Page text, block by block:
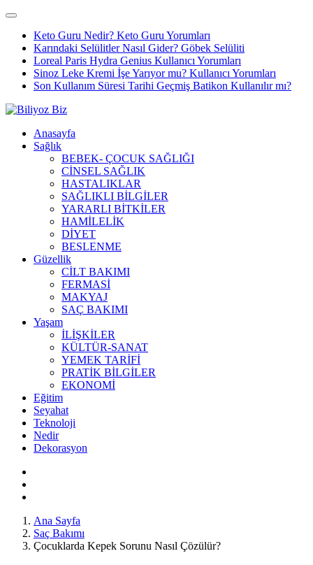
Keto Guru Nedir? Keto Guru Yorumları
Karındaki Selülitler Nasıl Gider? Göbek Selüliti
Loreal Paris Hydra Genius Kullanıcı Yorumları
Sinoz Leke Kremi İşe Yarıyor mu? Kullanıcı Yorumları
Son Kullanım Süresi Tarihi Geçmiş Batikon Kullanılır mı?
Anasayfa
Sağlık
BEBEK- ÇOCUK SAĞLIĞI
CİNSEL SAĞLIK
HASTALIKLAR
SAĞLIKLI BİLGİLER
YARARLI BİTKİLER
HAMİLELİK
DİYET
BESLENME
Güzellik
CİLT BAKIMI
FERMASİ
MAKYAJ
SAÇ BAKIMI
Yaşam
İLİŞKİLER
KÜLTÜR-SANAT
YEMEK TARİFİ
PRATİK BİLGİLER
EKONOMİ
Eğitim
Seyahat
Teknoloji
Nedir
Dekorasyon
Ana Sayfa
Saç Bakımı
Çocuklarda Kepek Sorunu Nasıl Çözülür?